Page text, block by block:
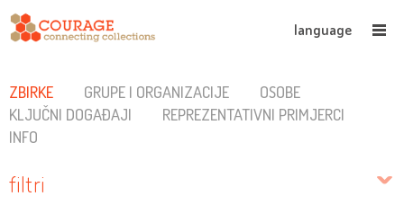
language
ZBIRKE GRUPE I ORGANIZACIJE
OSOBE
KLJUČNI DOGAĐAJI
REPREZENTATIVNI PRIMJERCI
INFO
filtri